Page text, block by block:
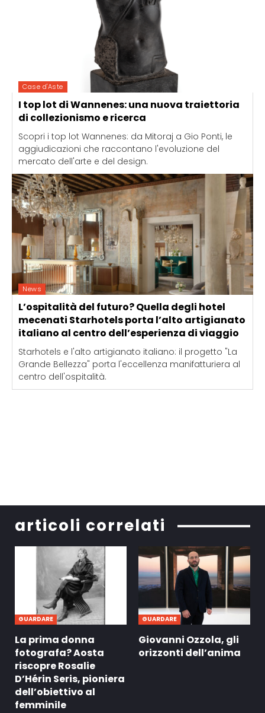
Case d'Aste
I top lot di Wannenes: una nuova traiettoria
di collezionismo e ricerca
Scopri i top lot Wannenes: da Mitoraj a Gio Ponti, le
aggiudicazioni che raccontano l'evoluzione del
mercato dell'arte e del design.
News
L’ospitalità del futuro? Quella degli hotel
mecenati Starhotels porta l’alto artigianato
italiano al centro dell’esperienza di viaggio
Starhotels e l'alto artigianato italiano: il progetto "La
Grande Bellezza" porta l'eccellenza manifatturiera al
centro dell'ospitalità.
articoli correlati
GUARDARE
La prima donna
fotografa? Aosta
riscopre Rosalie
D’Hérin Seris, pioniera
dell’obiettivo al
femminile
GUARDARE
Giovanni Ozzola, gli
orizzonti dell’anima